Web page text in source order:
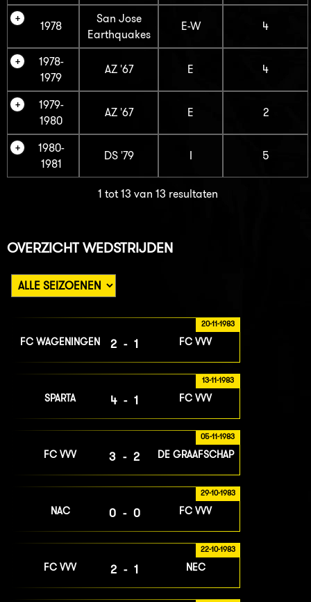
1978
San Jose
Earthquakes
E-W 4
1978-
1979
AZ '67 E 4
1979-
1980
AZ '67 E 2
1980-
1981
DS '79 I 5
1 tot 13 van 13 resultaten
OVERZICHT WEDSTRIJDEN
20-11-1983
FC WAGENINGEN 2-1 FC VVV
13-11-1983
SPARTA 4-1 FC VVV
05-11-1983
FC VVV 3-2 DE GRAAFSCHAP
29-10-1983
NAC 0-0 FC VVV
22-10-1983
FC VVV 2-1 NEC